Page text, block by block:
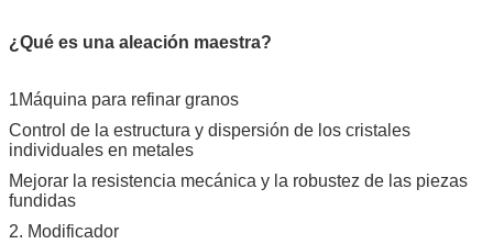
¿Qué es una aleación maestra?
1Máquina para refinar granos
Control de la estructura y dispersión de los cristales
individuales en metales
Mejorar la resistencia mecánica y la robustez de las piezas
fundidas
2. Modificador